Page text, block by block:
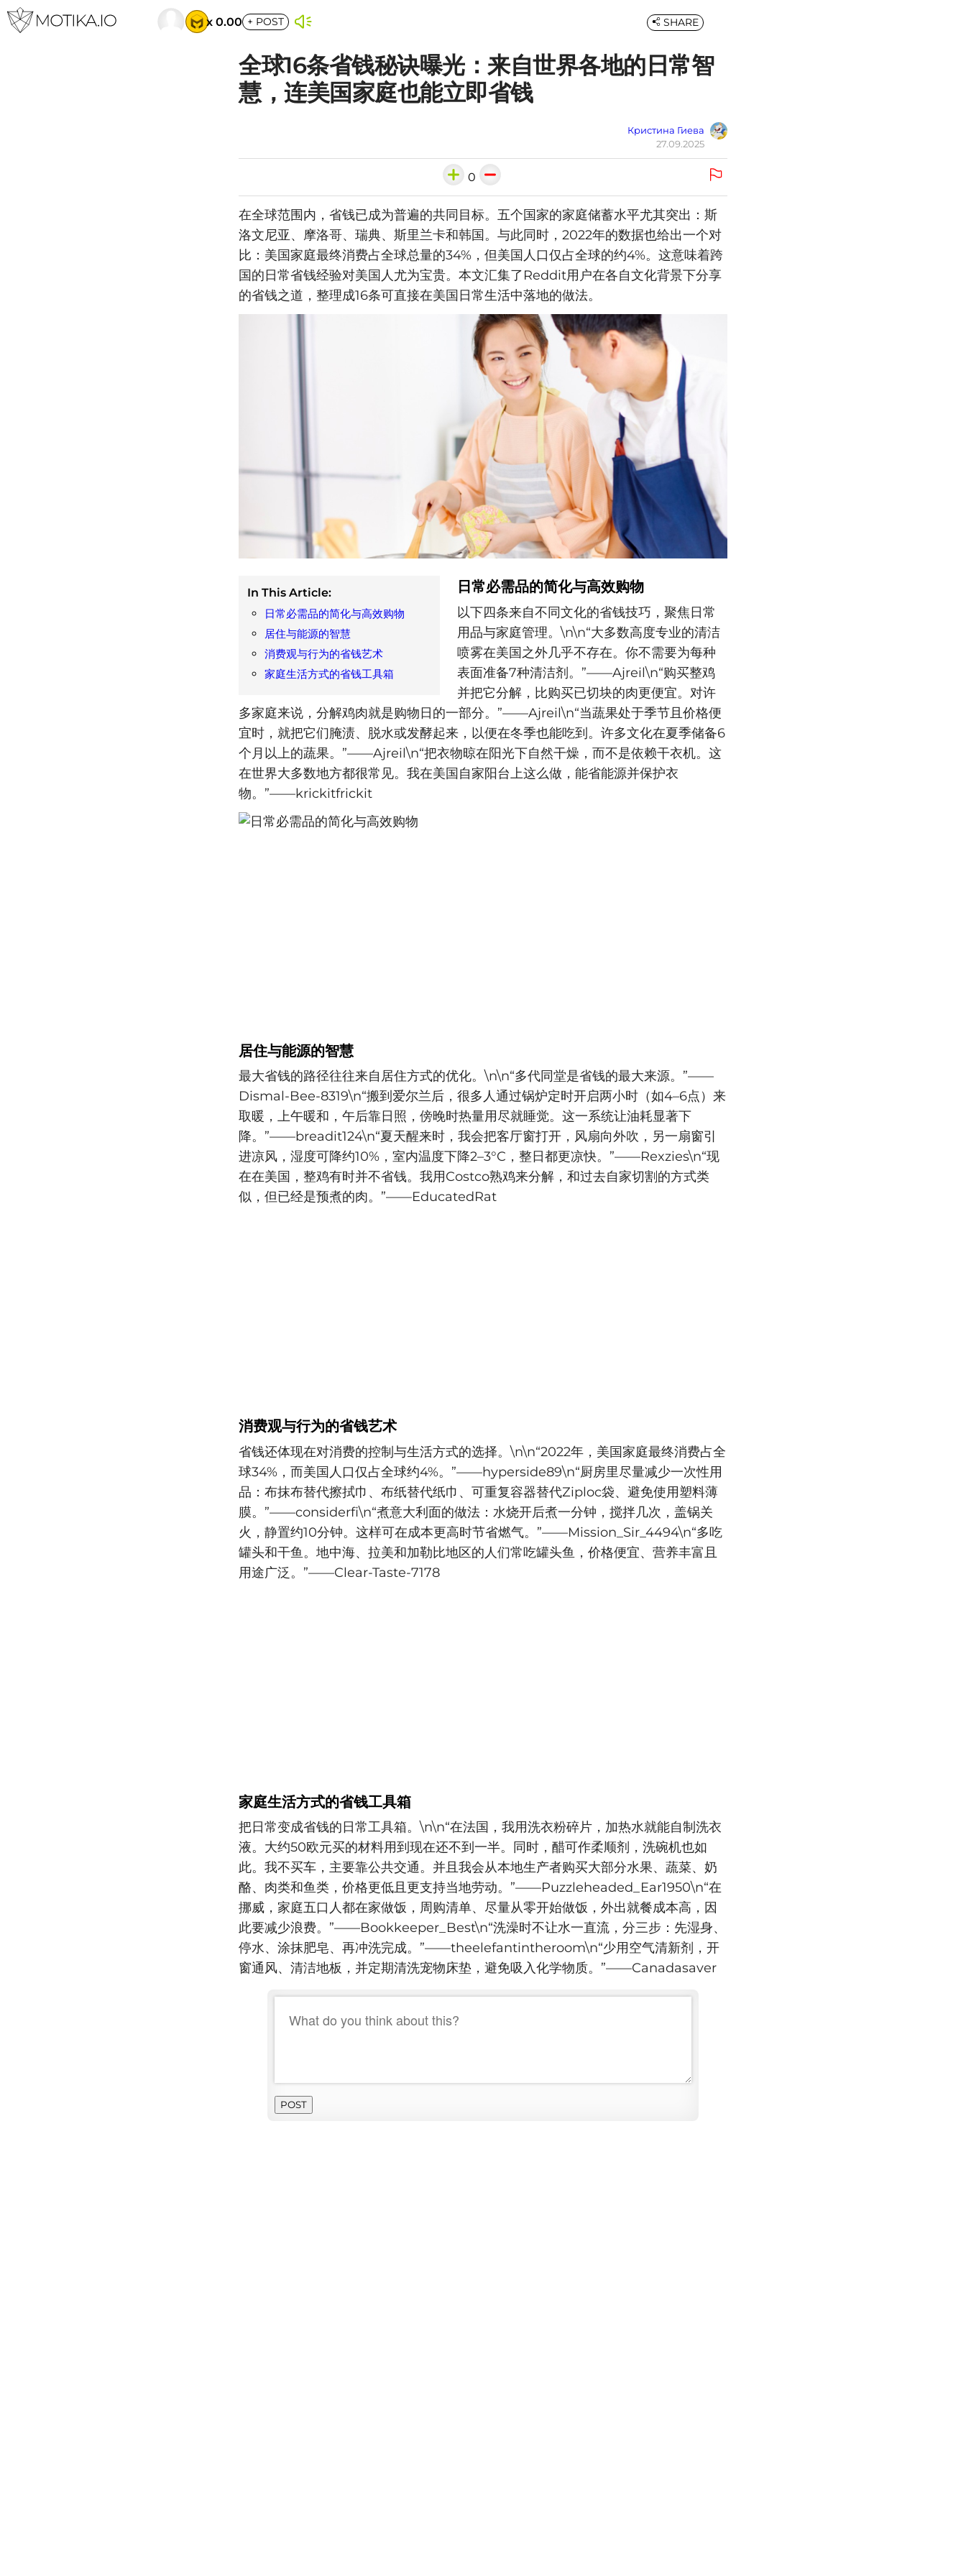
x 0.00 + POST
全球16条省钱秘诀曝光：来自世界各地的日常智
慧，连美国家庭也能立即省钱
Кристина Гиева
27.09.2025
SHARE
0
在全球范围内，省钱已成为普遍的共同目标。五个国家的家庭储蓄水平尤其突出：斯
洛文尼亚、摩洛哥、瑞典、斯里兰卡和韩国。与此同时，2022年的数据也给出一个对
比：美国家庭最终消费占全球总量的34%，但美国人口仅占全球的约4%。这意味着跨
国的日常省钱经验对美国人尤为宝贵。本文汇集了Reddit用户在各自文化背景下分享
的省钱之道，整理成16条可直接在美国日常生活中落地的做法。
In This Article:
日常必需品的简化与高效购物
居住与能源的智慧
消费观与行为的省钱艺术
家庭生活方式的省钱工具箱
日常必需品的简化与高效购物
以下四条来自不同文化的省钱技巧，聚焦日常
用品与家庭管理。\n\n“大多数高度专业的清洁
喷雾在美国之外几乎不存在。你不需要为每种
表面准备7种清洁剂。”——Ajreil\n“购买整鸡
并把它分解，比购买已切块的肉更便宜。对许
多家庭来说，分解鸡肉就是购物日的一部分。”——Ajreil\n“当蔬果处于季节且价格便
宜时，就把它们腌渍、脱水或发酵起来，以便在冬季也能吃到。许多文化在夏季储备6
个月以上的蔬果。”——Ajreil\n“把衣物晾在阳光下自然干燥，而不是依赖干衣机。这
在世界大多数地方都很常见。我在美国自家阳台上这么做，能省能源并保护衣
物。”——krickitfrickit
居住与能源的智慧
最大省钱的路径往往来自居住方式的优化。\n\n“多代同堂是省钱的最大来源。”——
Dismal-Bee-8319\n“搬到爱尔兰后，很多人通过锅炉定时开启两小时（如4–6点）来
取暖，上午暖和，午后靠日照，傍晚时热量用尽就睡觉。这一系统让油耗显著下
降。”——breadit124\n“夏天醒来时，我会把客厅窗打开，风扇向外吹，另一扇窗引
进凉风，湿度可降约10%，室内温度下降2–3°C，整日都更凉快。”——Rexzies\n“现
在在美国，整鸡有时并不省钱。我用Costco熟鸡来分解，和过去自家切割的方式类
似，但已经是预煮的肉。”——EducatedRat
消费观与行为的省钱艺术
省钱还体现在对消费的控制与生活方式的选择。\n\n“2022年，美国家庭最终消费占全
球34%，而美国人口仅占全球约4%。”——hyperside89\n“厨房里尽量减少一次性用
品：布抹布替代擦拭巾、布纸替代纸巾、可重复容器替代Ziploc袋、避免使用塑料薄
膜。”——considerfi\n“煮意大利面的做法：水烧开后煮一分钟，搅拌几次，盖锅关
火，静置约10分钟。这样可在成本更高时节省燃气。”——Mission_Sir_4494\n“多吃
罐头和干鱼。地中海、拉美和加勒比地区的人们常吃罐头鱼，价格便宜、营养丰富且
用途广泛。”——Clear-Taste-7178
家庭生活方式的省钱工具箱
把日常变成省钱的日常工具箱。\n\n“在法国，我用洗衣粉碎片，加热水就能自制洗衣
液。大约50欧元买的材料用到现在还不到一半。同时，醋可作柔顺剂，洗碗机也如
此。我不买车，主要靠公共交通。并且我会从本地生产者购买大部分水果、蔬菜、奶
酪、肉类和鱼类，价格更低且更支持当地劳动。”——Puzzleheaded_Ear1950\n“在
挪威，家庭五口人都在家做饭，周购清单、尽量从零开始做饭，外出就餐成本高，因
此要减少浪费。”——Bookkeeper_Best\n“洗澡时不让水一直流，分三步：先湿身、
停水、涂抹肥皂、再冲洗完成。”——theelefantintheroom\n“少用空气清新剂，开
窗通风、清洁地板，并定期清洗宠物床垫，避免吸入化学物质。”——Canadasaver
POST